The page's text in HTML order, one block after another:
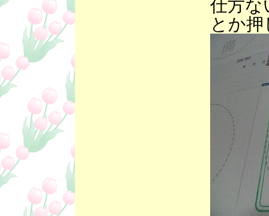
仕方な
とか